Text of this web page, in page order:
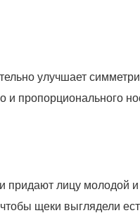
улучшает
и пропорционального
придают лицу молодой
щеки выглядели